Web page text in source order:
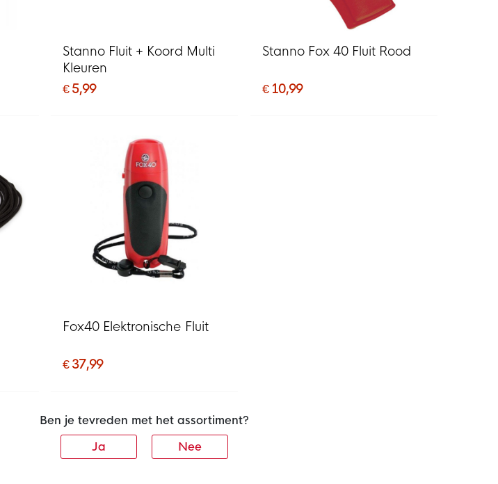
Stanno Fluit + Koord Multi
Kleuren
€ 5,99
Stanno Fox 40 Fluit Rood
€ 10,99
Fox40 Elektronische Fluit
€ 37,99
Ben je tevreden met het assortiment?
Ja
Nee